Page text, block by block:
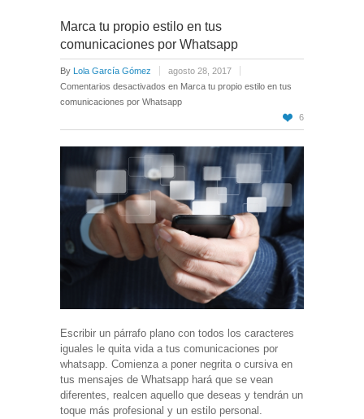
Marca tu propio estilo en tus
comunicaciones por Whatsapp
By Lola García Gómez
agosto 28, 2017
Comentarios desactivados en Marca tu propio estilo en tus
comunicaciones por Whatsapp
6
Escribir un párrafo plano con todos los caracteres
iguales le quita vida a tus comunicaciones por
whatsapp. Comienza a poner negrita o cursiva en
tus mensajes de Whatsapp hará que se vean
diferentes, realcen aquello que deseas y tendrán un
toque más profesional y un estilo personal.